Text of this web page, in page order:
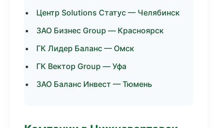
Центр Solutions Статус — Челябинск
ЗАО Бизнес Group — Красноярск
ГК Лидер Баланс — Омск
ГК Вектор Group — Уфа
ЗАО Баланс Инвест — Тюмень